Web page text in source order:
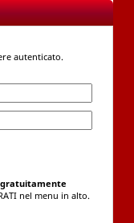
autenticato.
gratuitamente
nel menu in alto.